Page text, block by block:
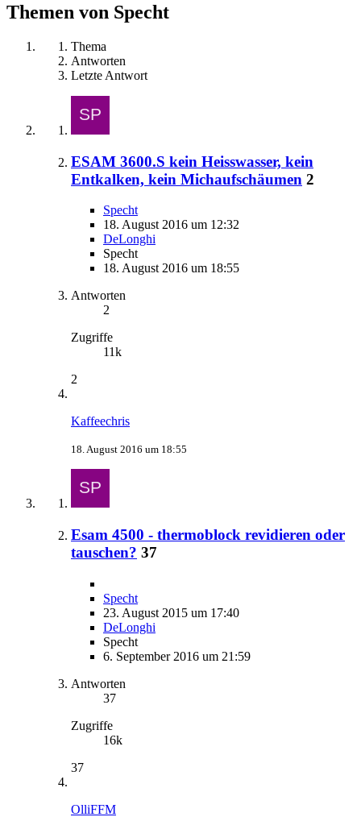
Themen von Specht
Thema
Antworten
Letzte Antwort
ESAM 3600.S kein Heisswasser, kein
Entkalken, kein Michaufschäumen 2
Specht
18. August 2016 um 12:32
DeLonghi
Specht
18. August 2016 um 18:55
Antworten
2
Zugriffe
11k
2
Kaffeechris
18. August 2016 um 18:55
Esam 4500 - thermoblock revidieren oder
tauschen? 37
Specht
23. August 2015 um 17:40
DeLonghi
Specht
6. September 2016 um 21:59
Antworten
37
Zugriffe
16k
37
OlliFFM